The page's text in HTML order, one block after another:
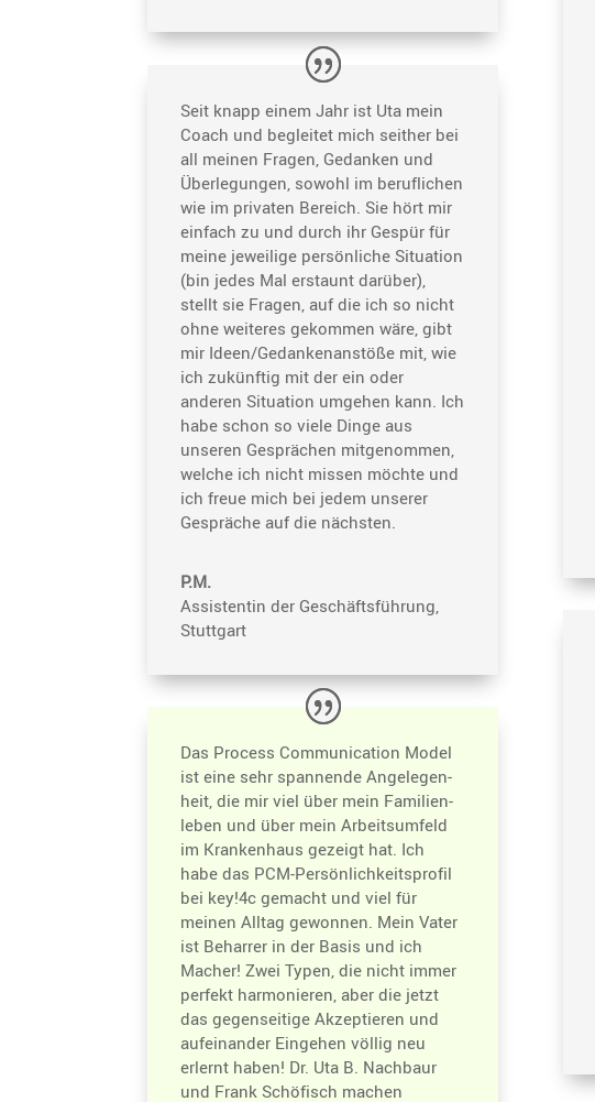
Seit knapp einem Jahr ist Uta mein
Coach und begleitet mich seither bei
all meinen Fragen, Gedanken und
Überle­gungen, sowohl im beruf­li­chen
wie im privaten Bereich. Sie hört mir
einfach zu und durch ihr Gespür für
meine jewei­lige persön­liche Situa­tion
(bin jedes Mal erstaunt darüber),
stellt sie Fragen, auf die ich so nicht
ohne weiteres gekommen wäre, gibt
mir Ideen/Gedankenanstöße mit, wie
ich zukünftig mit der ein oder
anderen Situa­tion umgehen kann. Ich
habe schon so viele Dinge aus
unseren Gesprä­chen mitge­nommen,
welche ich nicht missen möchte und
ich freue mich bei jedem unserer
Gespräche auf die nächsten.
P.M.
Assis­tentin der Geschäfts­füh­rung,
Stuttgart
Das Process Commu­ni­ca­tion Model
ist eine sehr spannende Angele­gen­
heit, die mir viel über mein Famili­en­
leben und über mein Arbeits­um­feld
im Kranken­haus gezeigt hat. Ich
habe das PCM-Persön­lich­keits­profil
bei key!4c gemacht und viel für
meinen Alltag gewonnen. Mein Vater
ist Beharrer in der Basis und ich
Macher! Zwei Typen, die nicht immer
perfekt harmo­nieren, aber die jetzt
das gegen­sei­tige Akzep­tieren und
aufein­ander Eingehen völlig neu
erlernt haben! Dr. Uta B. Nachbaur
und Frank Schöfisch machen